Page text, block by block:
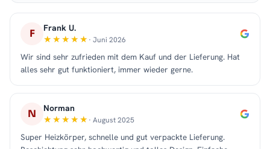
F Frank U.
· Juni 2026
Wir sind sehr zufrieden mit dem Kauf und der Lieferung. Hat
alles sehr gut funktioniert, immer wieder gerne.
N Norman
· August 2025
Super Heizkörper, schnelle und gut verpackte Lieferung.